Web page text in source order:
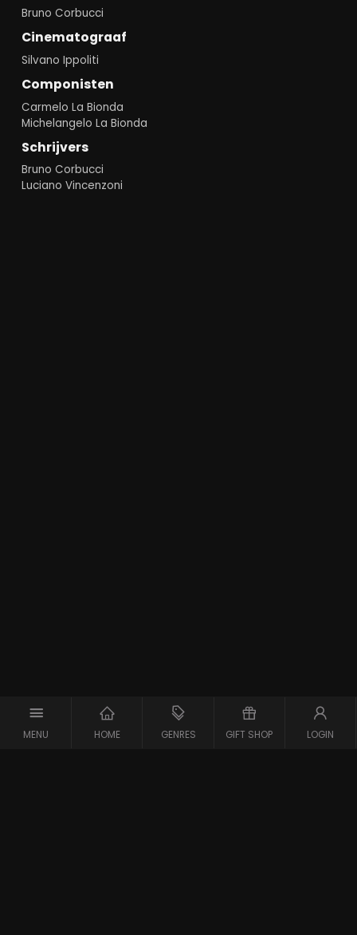
MENU HOME GENRES GIFT SHOP LOGIN
Bruno Corbucci
Cinematograaf
Silvano Ippoliti
Componisten
Carmelo La Bionda
Michelangelo La Bionda
Schrijvers
Bruno Corbucci
Luciano Vincenzoni